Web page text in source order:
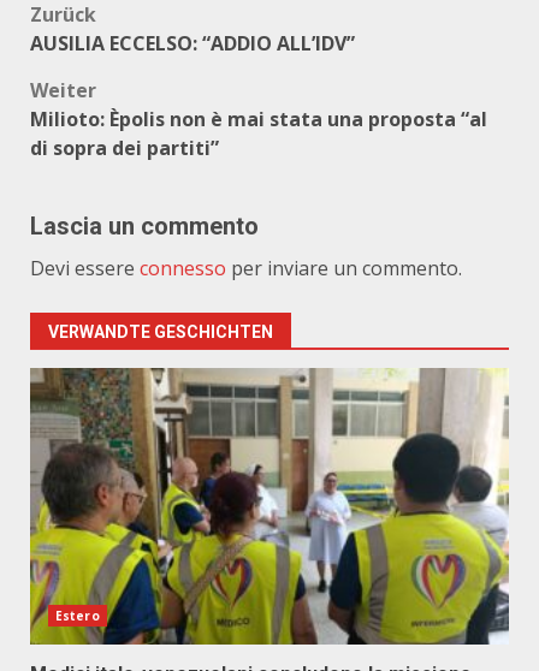
Beitragsnavigation
Zurück
AUSILIA ECCELSO: “ADDIO ALL’IDV”
Weiter
Milioto: Èpolis non è mai stata una proposta “al
di sopra dei partiti”
Lascia un commento
Devi essere connesso per inviare un commento.
VERWANDTE GESCHICHTEN
Estero